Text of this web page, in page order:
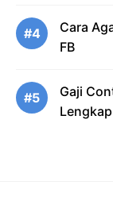
#4
Cara
FB
#5
Gaji
Lengkap